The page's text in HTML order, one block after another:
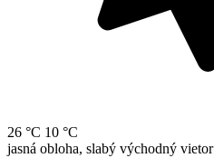
26 °C 10 °C
jasná obloha, slabý východný vietor